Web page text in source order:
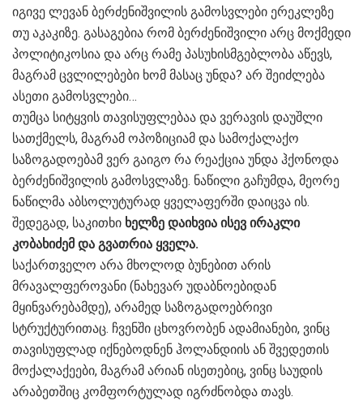
იგივე ლევან ბერძენიშვილის გამოსვლები ერეკლეზე
თუ აკაკიზე. გასაგებია რომ ბერძენიშვილი არც მოქმედი
პოლიტიკოსია და არც რამე პასუხისმგებლობა აწევს,
მაგრამ ცვლილებები ხომ მასაც უნდა? არ შეიძლება
ასეთი გამოსვლები…
თუმცა სიტყვის თავისუფლებაა და ვერავის დაუშლი
სათქმელს, მაგრამ ოპოზიციამ და სამოქალაქო
საზოგადოებამ ვერ გაიგო რა რეაქცია უნდა ჰქონოდა
ბერძენიშვილის გამოსვლაზე. ნაწილი გაჩუმდა, მეორე
ნაწილმა აბსოლუტურად ყველაფერში დაიცვა ის.
შედეგად, საკითხი ხელზე დაიხვია ისევ ირაკლი
კობახიძემ და გვათრია ყველა.
საქართველო არა მხოლოდ ბუნებით არის
მრავალფეროვანი (ნახევარ უდაბნოებიდან
მყინვარებამდე), არამედ საზოგადოებრივი
სტრუქტურითაც. ჩვენში ცხოვრობენ ადამიანები, ვინც
თავისუფლად იქნებოდნენ ჰოლანდიის ან შვედეთის
მოქალაქეები, მაგრამ არიან ისეთებიც, ვინც საუდის
არაბეთშიც კომფორტულად იგრძნობდა თავს.